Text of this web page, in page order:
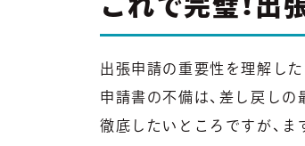
出張申請の重要性を理解し
申請書の不備は、差し戻し
徹底したいところですが、ま